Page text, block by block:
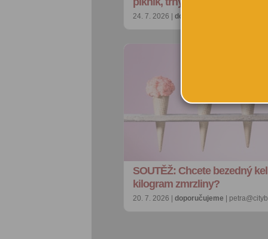
24. 7. 2026 | doporučujeme
SOUTĚŽ: Chcete bezedný
kilogram zmrzliny?
20. 7. 2026 | doporučujeme |